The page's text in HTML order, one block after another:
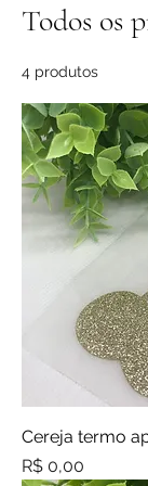
Todos os
4 produtos
Cereja termo
Preço
R$ 0,00